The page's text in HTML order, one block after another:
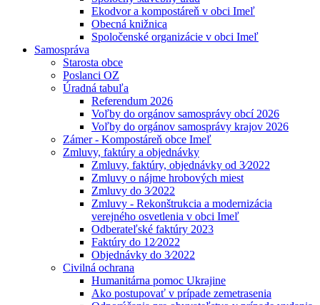
Ekodvor a kompostáreň v obci Imeľ
Obecná knižnica
Spoločenské organizácie v obci Imeľ
Samospráva
Starosta obce
Poslanci OZ
Úradná tabuľa
Referendum 2026
Voľby do orgánov samosprávy obcí 2026
Voľby do orgánov samosprávy krajov 2026
Zámer - Kompostáreň obce Imeľ
Zmluvy, faktúry a objednávky
Zmluvy, faktúry, objednávky od 3⁄2022
Zmluvy o nájme hrobových miest
Zmluvy do 3⁄2022
Zmluvy - Rekonštrukcia a modernizácia
verejného osvetlenia v obci Imeľ
Odberateľské faktúry 2023
Faktúry do 12⁄2022
Objednávky do 3⁄2022
Civilná ochrana
Humanitárna pomoc Ukrajine
Ako postupovať v prípade zemetrasenia